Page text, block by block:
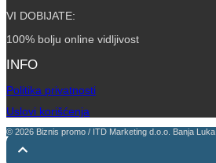
VI DOBIJATE:
100% bolju online vidljivost
INFO
Politika privatnosti
Uslovi korišćenja
© 2026 Biznis promo / ITD Marketing d.o.o. Banja Luka